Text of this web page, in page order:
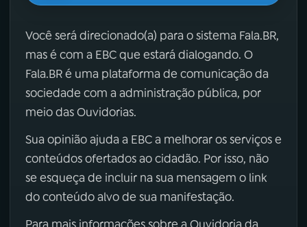
Você será direcionado(a) para o sistema Fala.BR,
mas é com a EBC que estará dialogando. O
Fala.BR é uma plataforma de comunicação da
sociedade com a administração pública, por
meio das Ouvidorias.
Sua opinião ajuda a EBC a melhorar os serviços e
conteúdos ofertados ao cidadão. Por isso, não
se esqueça de incluir na sua mensagem o link
do conteúdo alvo de sua manifestação.